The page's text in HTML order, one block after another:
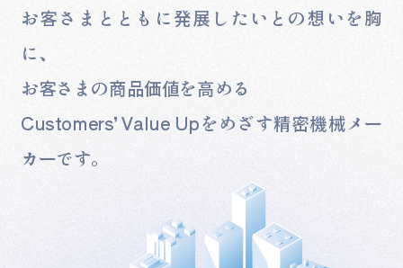
お客さまとともに発展したいとの想いを胸
に、
お客さまの商品価値を高める
Customers’ Value Upをめざす精密機械メー
カーです。